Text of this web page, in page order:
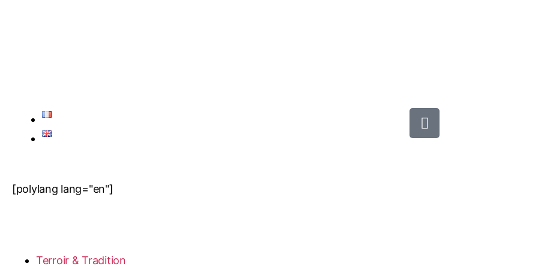
[polylang lang="en"]
Terroir & Tradition